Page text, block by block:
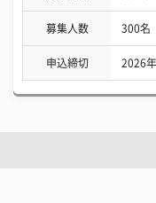
募集人数 300名
申込締切 2026